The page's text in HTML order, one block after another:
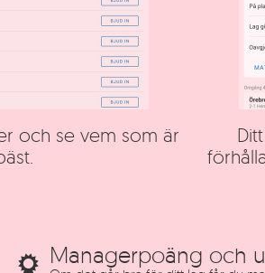
och se vem som är
Managerpoäng och